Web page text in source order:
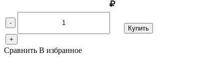
-
+
Купить
Сравнить В избранное